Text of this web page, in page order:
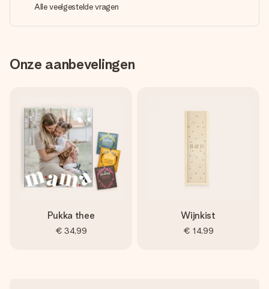
Alle veelgestelde vragen
Onze aanbevelingen
Pukka thee
€ 34,99
Wijnkist
€ 14,99